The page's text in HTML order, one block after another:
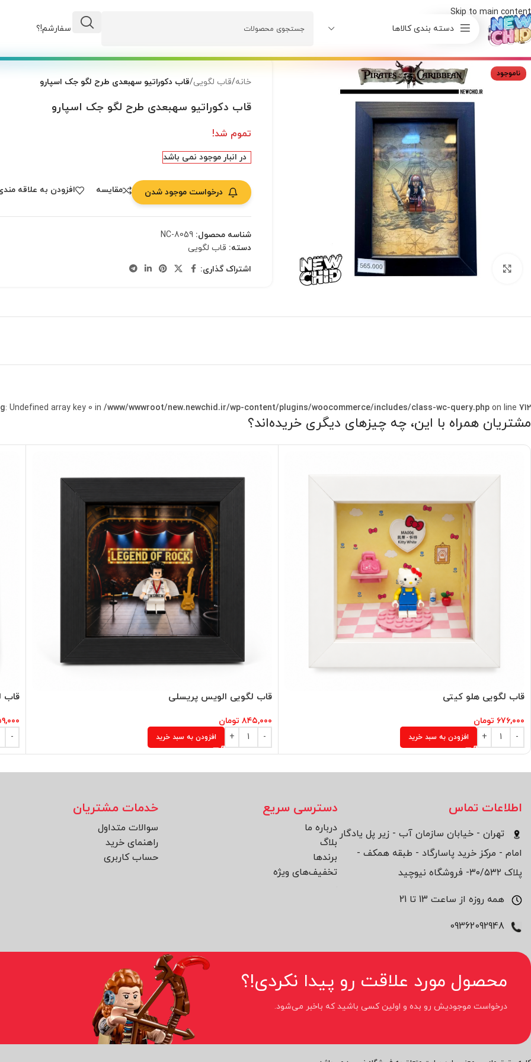
Skip to main content
دسته بندی کالاها
وضعیت سفارشم!؟
ناموجود
بزرگنمایی تصویر
خانه/قاب لگویی/قاب دکوراتیو سهبعدی طرح لگو جک اسپارو
قاب دکوراتیو سهبعدی طرح لگو جک اسپارو
تموم شد!
در انبار موجود نمی باشد
درخواست موجود شدن مقایسه افزودن به علاقه
شناسه محصول: NC-8059
دسته: قاب لگویی
اشتراک گذاری:
: Undefined array key 0 in /www/wwwroot/new.newchid.ir/wp-content/plugins/woocommerce/includes/class-wc-query.php on line 712
مشتریان همراه با این، چه چیزهای دیگری خریده‌اند؟
قاب لگویی هلو کیتی
۶۷۶,۰۰۰ تومان
افزودن به سبد خرید
قاب لگویی الویس پریسلی
۸۴۵,۰۰۰ تومان
افزودن به سبد خرید
قاب
اطلاعات تماس
تهران - خیابان سازمان آب - زیر پل یادگار
امام - مرکز خرید پاسارگاد - طبقه همکف -
پلاک ۳۰/۵۳۲- فروشگاه نیوچید
همه روزه از ساعت 13 تا 21
دسترسی سریع
درباره ما
بلاگ
برند‌ها
تخفیف‌های ویژه
خدمات مشتریان
سوالات متداول
راهنمای خرید
حساب کاربری
محصول مورد علاقت رو پیدا نکردی!؟
درخواست موجودیش رو بده و اولین کسی باشید که باخبر می‌شود.